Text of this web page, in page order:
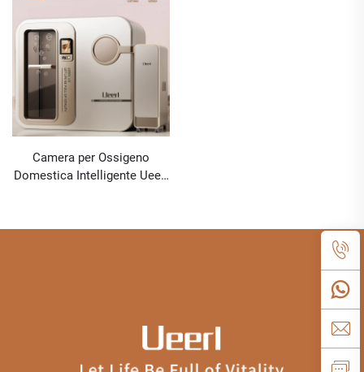
Camera per Ossigeno
Domestica Intelligente Ueerl